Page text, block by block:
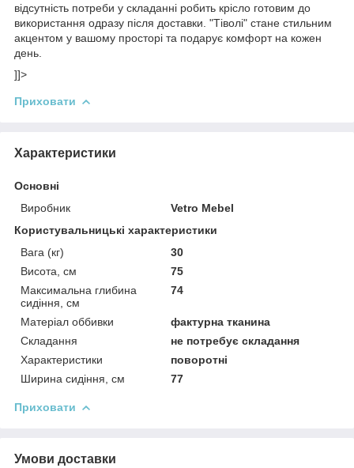
відсутність потреби у складанні робить крісло готовим до
використання одразу після доставки. "Тіволі" стане стильним
акцентом у вашому просторі та подарує комфорт на кожен
день.
]]>
Приховати
Характеристики
Основні
Виробник
Vetro Mebel
Користувальницькі характеристики
Вага (кг)
30
Висота, см
75
Максимальна глибина
сидіння, см
74
Матеріал оббивки
фактурна тканина
Складання
не потребує складання
Характеристики
поворотні
Ширина сидіння, см
77
Приховати
Умови доставки